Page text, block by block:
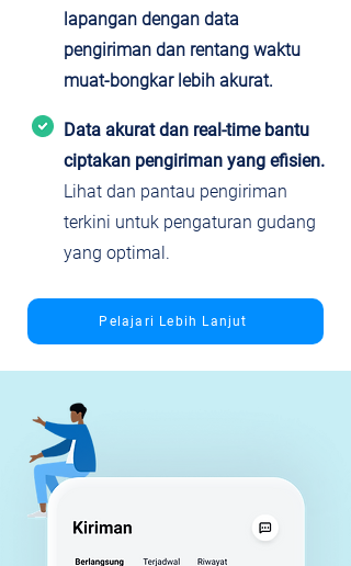
lapangan dengan data
pengiriman dan rentang waktu
muat-bongkar lebih akurat.
Data akurat dan real-time bantu
ciptakan pengiriman yang efisien.
Lihat dan pantau pengiriman
terkini untuk pengaturan gudang
yang optimal.
Pelajari Lebih Lanjut